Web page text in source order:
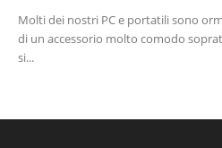
Molti dei nostri PC e portatili sono
di un accessorio molto comodo
si...